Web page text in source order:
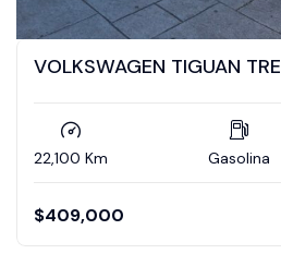
VOLKSWAGEN TIGUAN
22,100 Km Gasolina
$409,000